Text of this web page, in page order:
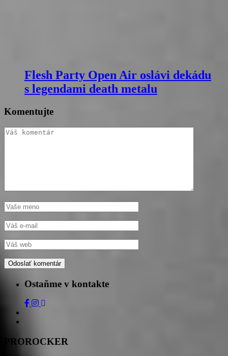
Flesh Party Open Air oslávi dekádu
s legendami death metalu
Komentujte
Ostaňme v kontakte
PROROCKER